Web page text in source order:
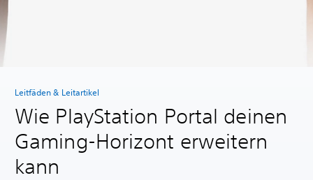
Leitfäden & Leitartikel
Wie PlayStation Portal deinen
Gaming-Horizont erweitern
kann